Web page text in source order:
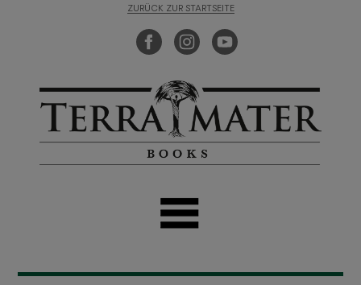
ZURÜCK ZUR STARTSEITE